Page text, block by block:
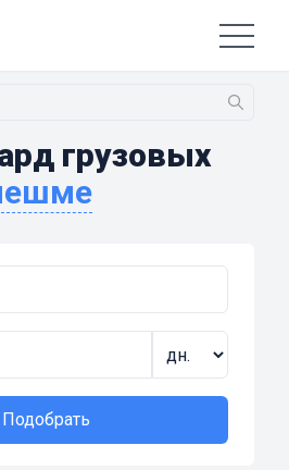
грузовых
Подобрать